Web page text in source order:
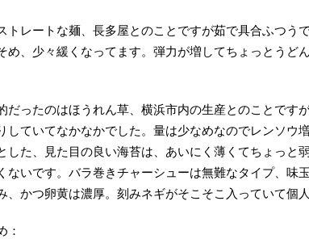
トレートな麺、長多屋とのことですが茹で具合ふつう
め、少々緩くなってます。弾力が増してちょっとうど
だったのはほうれん草、横浜市内の生産とのことです
していてなかなかでした。量は少なめなのでレンソウ
した、見た目の良い海苔は、あいにく薄くてちょっと
ないです。バラ巻きチャーシューは無難なタイプ、味
、かつ卵黄は濃厚。刻みネギがそこそこ入っていて個
：